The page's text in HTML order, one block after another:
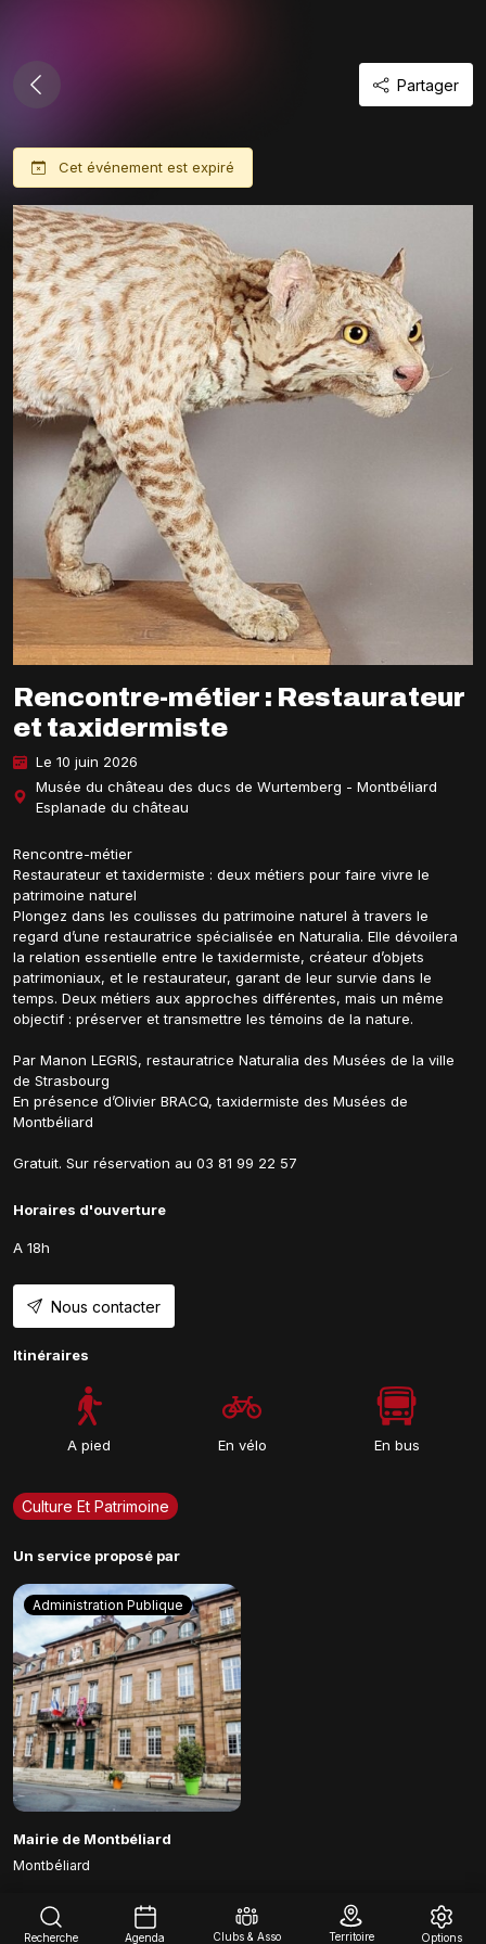
Partager
Cet événement est expiré
Rencontre-métier : Restaurateur
et taxidermiste
Le 10 juin 2026
Musée du château des ducs de Wurtemberg - Montbéliard
Esplanade du château
Rencontre-métier
Restaurateur et taxidermiste : deux métiers pour faire vivre le
patrimoine naturel
Plongez dans les coulisses du patrimoine naturel à travers le
regard d’une restauratrice spécialisée en Naturalia. Elle dévoilera
la relation essentielle entre le taxidermiste, créateur d’objets
patrimoniaux, et le restaurateur, garant de leur survie dans le
temps. Deux métiers aux approches différentes, mais un même
objectif : préserver et transmettre les témoins de la nature.
Par Manon LEGRIS, restauratrice Naturalia des Musées de la ville
de Strasbourg
En présence d’Olivier BRACQ, taxidermiste des Musées de
Montbéliard
Gratuit. Sur réservation au 03 81 99 22 57
Horaires d'ouverture
A 18h
Nous contacter
Itinéraires
A pied En vélo En bus
Culture Et Patrimoine
Un service proposé par
Administration Publique
Mairie de Montbéliard
Montbéliard
Recherche Agenda Clubs & Asso Territoire Options